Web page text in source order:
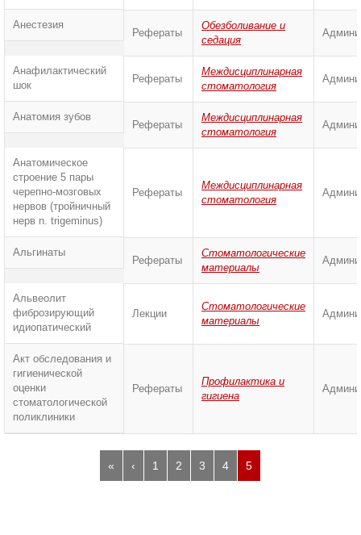
Анестезия
Рефераты
Обезболивание и
седация
Анафилактический
шок
Рефераты
Междисциплинарная
стоматология
Анатомия зубов
Рефераты
Междисциплинарная
стоматология
Анатомическое
строение 5 пары
черепно-мозговых
нервов (тройничный
нерв n. trigeminus)
Рефераты
Междисциплинарная
стоматология
Альгинаты
Рефераты
Стоматологические
материалы
Альвеолит
фиброзирующий
идиопатический
Лекции
Стоматологические
материалы
Акт обследования и
гигиенической
оценки
стоматологической
поликлиники
Рефераты
Профилактика и
гигиена
« ‹ 1 2 3 4 5